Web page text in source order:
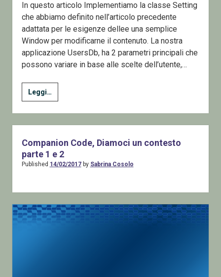
In questo articolo Implementiamo la classe Setting
che abbiamo definito nell’articolo precedente
adattata per le esigenze dellee una semplice
Window per modificarne il contenuto. La nostra
applicazione UsersDb, ha 2 parametri principali che
possono variare in base alle scelte dell’utente,…
Leggi…19
Lavorare
con
i
dati
La
classe
Companion Code, Diamoci un contesto
parte 1 e 2
Published 14/02/2017by Sabrina Cosolo